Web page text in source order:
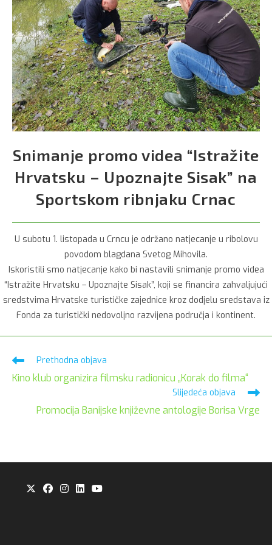
Snimanje promo videa “Istražite
Hrvatsku – Upoznajte Sisak” na
Sportskom ribnjaku Crnac
U subotu 1. listopada u Crncu je održano natjecanje u ribolovu
povodom blagdana Svetog Mihovila.
Iskoristili smo natjecanje kako bi nastavili snimanje promo videa
“Istražite Hrvatsku – Upoznajte Sisak”, koji se financira zahvaljujući
sredstvima Hrvatske turističke zajednice kroz dodjelu sredstava iz
Fonda za turistički nedovoljno razvijena područja i kontinent.
Pročitaj
članaka
Prethodna objava
Kino klub organizira filmsku radionicu „Korak do filma“
Slijedeća objava
Promocija Banijske književne antologije Borisa Vrge